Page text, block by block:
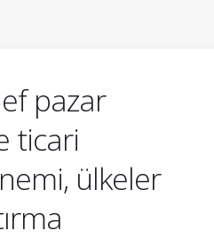
pazar
ticari
ülkeler